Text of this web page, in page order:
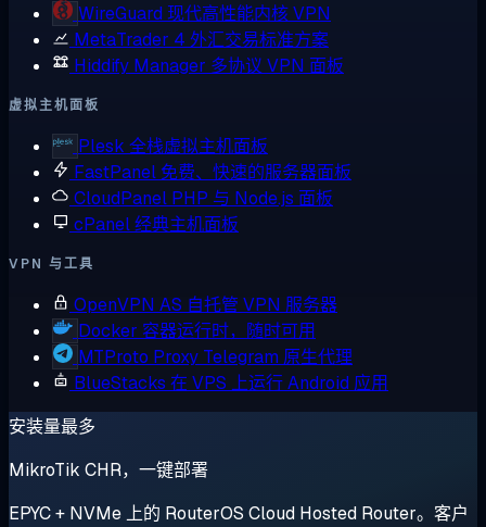
WireGuard 现代高性能内核 VPN
MetaTrader 4 外汇交易标准方案
Hiddify Manager 多协议 VPN 面板
虚拟主机面板
Plesk 全栈虚拟主机面板
FastPanel 免费、快速的服务器面板
CloudPanel PHP 与 Node.js 面板
cPanel经典主机面板
VPN 与工具
OpenVPN AS 自托管 VPN 服务器
Docker 容器运行时，随时可用
MTProto Proxy Telegram 原生代理
BlueStacks 在 VPS 上运行 Android 应用
安装量最多
MikroTik CHR，一键部署
EPYC + NVMe 上的 RouterOS Cloud Hosted Router。客户